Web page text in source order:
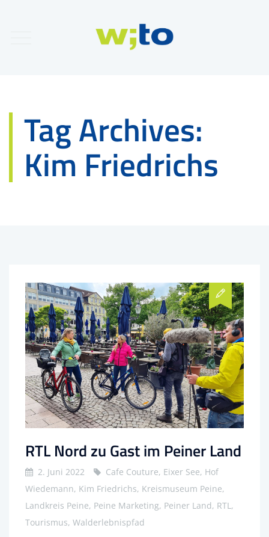
Tag Archives:
Kim Friedrichs
RTL Nord zu Gast im Peiner Land
2. Juni 2022
Cafe Couture, Eixer See, Hof
Wiedemann, Kim Friedrichs, Kreismuseum Peine,
Landkreis Peine, Peine Marketing, Peiner Land, RTL,
Tourismus, Walderlebnispfad